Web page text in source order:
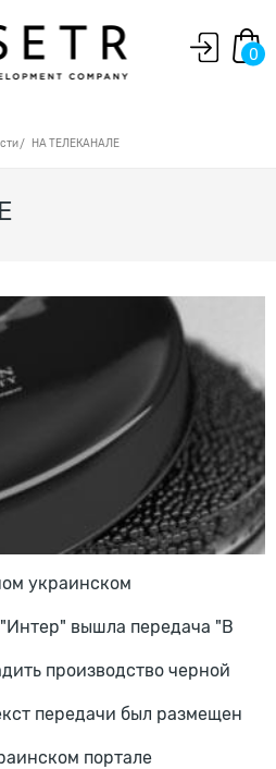
0
НА ТЕЛЕКАНАЛЕ
украинском
вышла передача "В
производство черной
передачи был размещен
портале